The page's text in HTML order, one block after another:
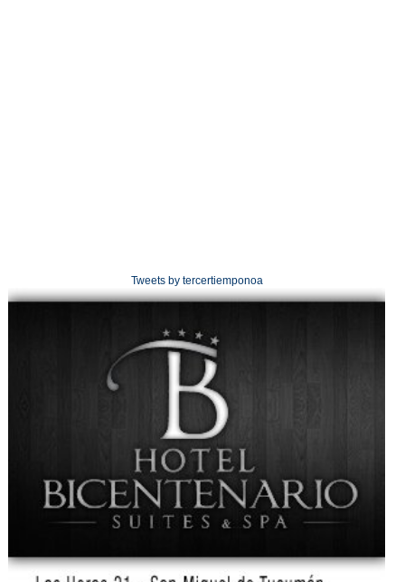
Tweets by tercertiemponoa